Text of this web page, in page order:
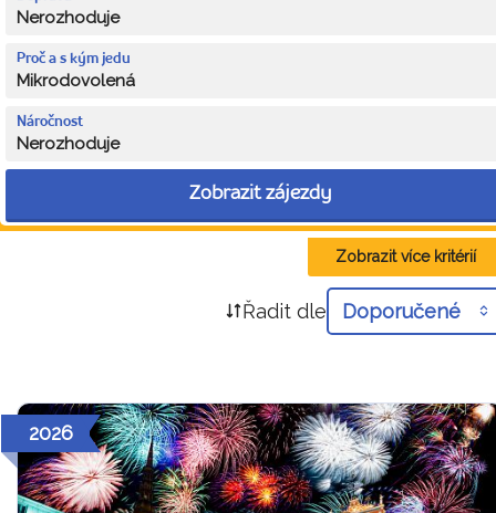
Nerozhoduje
Proč a s kým jedu
Mikrodovolená
Náročnost
Nerozhoduje
Zobrazit zájezdy
Zobrazit více kritérií
Řadit dle Doporučené
2026